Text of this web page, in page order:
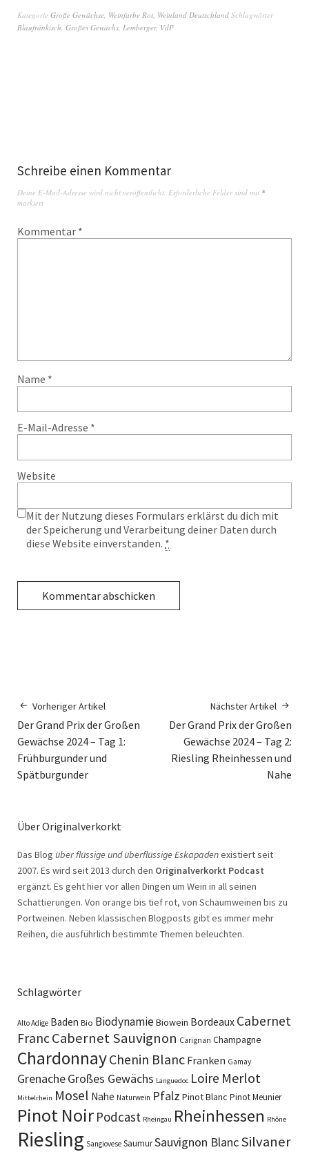
Kategorie Große Gewächse Weinfarbe Rot Weinland Deutschland Schlagwörter
Blaufränkisch Großes Gewächs Lemberger, VdP
Schreibe einen Kommentar
Deine E-Mail-Adresse wird nicht veröffentlicht. Erforderliche Felder sind mit *
markiert
Kommentar *
Name *
E-Mail-Adresse *
Website
Mit der Nutzung dieses Formulars erklärst du dich mit
der Speicherung und Verarbeitung deiner Daten durch
diese Website einverstanden. *
Vorheriger Artikel
Der Grand Prix der Großen
Gewächse 2024 – Tag 1:
Frühburgunder und
Spätburgunder
Nächster Artikel
Der Grand Prix der Großen
Gewächse 2024 – Tag 2:
Riesling Rheinhessen und
Nahe
Über Originalverkorkt
Das Blog über flüssige und überflüssige Eskapadenexistiert seit
2007. Es wird seit 2013 durch den Originalverkorkt Podcast
ergänzt. Es geht hier vor allen Dingen um Wein in all seinen
Schattierungen. Von orange bis tief rot, von Schaumweinen bis zu
Portweinen. Neben klassischen Blogposts gibt es immer mehr
Reihen, die ausführlich bestimmte Themen beleuchten.
Schlagwörter
Alto Adige Baden Bio BiodynamieBiowein Bordeaux Cabernet
FrancCabernet Sauvignon Carignan Champagne
ChardonnayChenin Blanc Franken Gamay
GrenacheGroßes Gewächs Languedoc Loire Merlot
Mittelrhein Mosel Nahe Naturwein Pfalz Pinot Blanc Pinot Meunier
Pinot Noir Podcast Rheingau Rheinhessen Rhône
Riesling Sangiovese SaumurSauvignon BlancSilvaner